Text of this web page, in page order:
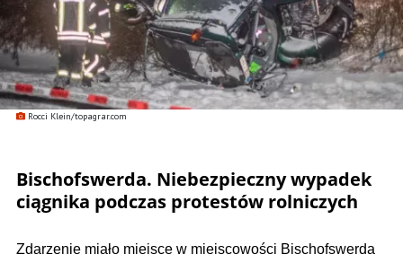
Rocci Klein/topagrar.com
Bischofswerda. Niebezpieczny wypadek
ciągnika podczas protestów rolniczych
Zdarzenie miało miejsce w miejscowości Bischofswerda